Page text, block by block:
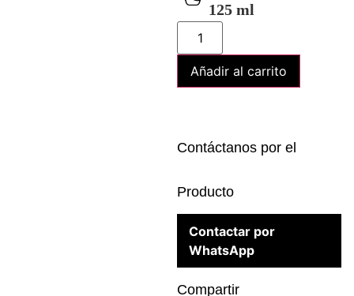
125 ml
Añadir al carrito
Contáctanos por el
Producto
Contactar por
WhatsApp
Compartir